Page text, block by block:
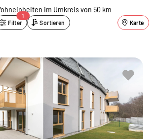
im Umkreis von 50 km
Filter
1
Sortieren Karte